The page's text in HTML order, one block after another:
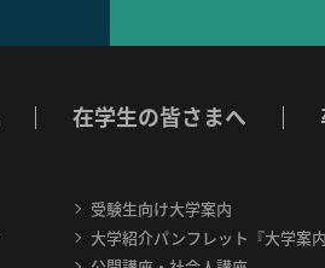
在学生の皆さまへ
受験生向け大学案内
大学紹介パンフレット『大学案